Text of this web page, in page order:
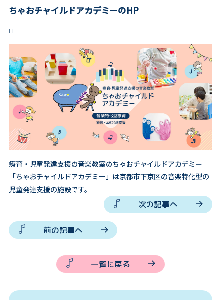
ちゃおチャイルドアカデミーのHP

療育・児童発達支援の音楽教室のちゃおチャイルドアカデミー
「ちゃおチャイルドアカデミー」は京都市下京区の音楽特化型の
児童発達支援の施設です。
次の記事へ
前の記事へ
一覧に戻る